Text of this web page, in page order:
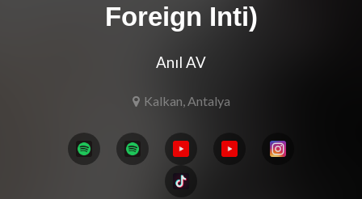
Foreign Inti)
Anıl AV
Kalkan, Antalya